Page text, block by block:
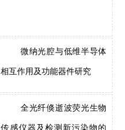
微纳光腔与低维半导体
相互作用及功能器件研究
全光纤倏逝波荧光生物
传感仪器及检测新污染物的